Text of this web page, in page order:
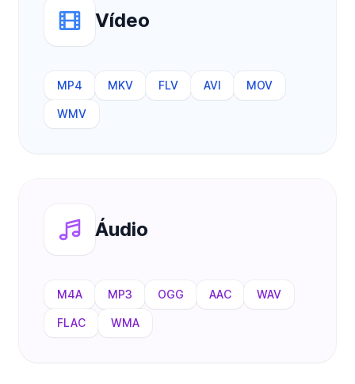
Vídeo
MP4 MKV FLV AVI MOV
WMV
Áudio
M4A MP3 OGG AAC WAV
FLAC WMA